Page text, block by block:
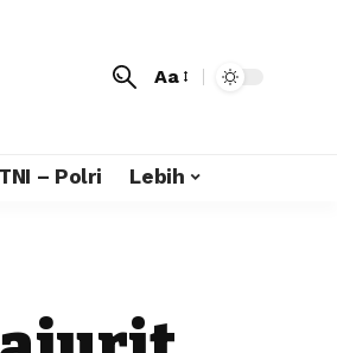
Aa
TNI – Polri Lebih